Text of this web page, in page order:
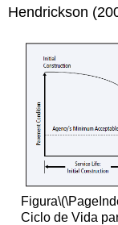
Hendrickson
Figura
Ciclo de Vida